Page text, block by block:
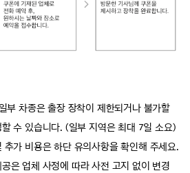
부 차종은 출장 장착이 제한되거나 불가할
수 있습니다. (일부 지역은 최대 7일 소요)
가 비용은 하단 유의사항을 확인해 주세요.
은 업체 사정에 따라 사전 고지 없이 변경